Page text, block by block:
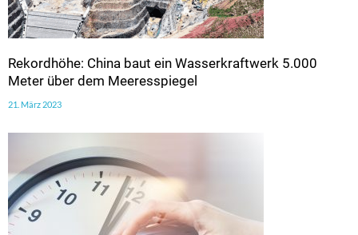
Rekordhöhe: China baut ein Wasserkraftwerk 5.000
Meter über dem Meeresspiegel
21. März 2023